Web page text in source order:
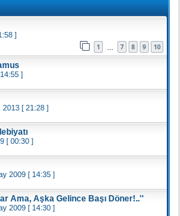
]
1 7 8 9 10
]
2013 [ 21:28 ]
[ 00:30 ]
2009 [ 14:35 ]
Ama, Aşka Gelince Başı Döner!..''
2009 [ 14:30 ]